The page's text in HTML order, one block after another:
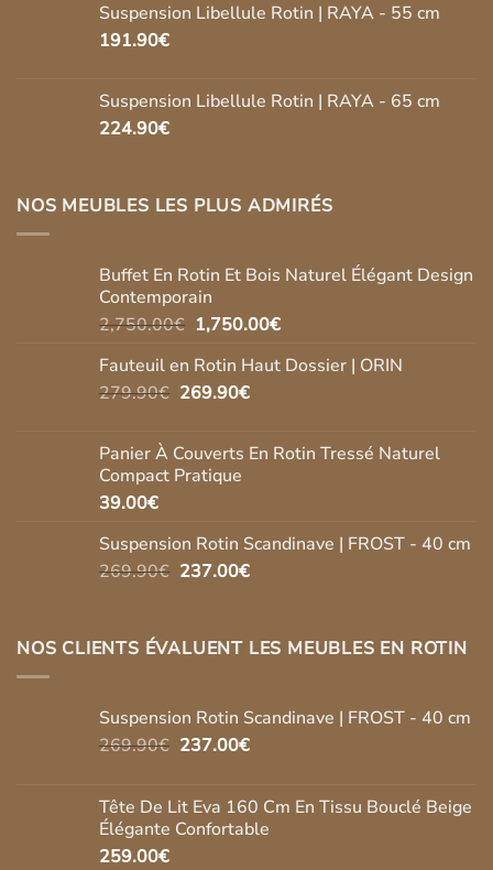
Suspension Libellule Rotin | RAYA - 55 cm
191.90€
Suspension Libellule Rotin | RAYA - 65 cm
224.90€
NOS MEUBLES LES PLUS ADMIRÉS
Buffet En Rotin Et Bois Naturel Élégant Design
Contemporain
2,750.00€ Le
initial
était :
1,750.00€Le
actuel
Fauteuil en Rotin Haut Dossier | ORIN
279.90€ Le
était :
279.90€.
269.90€Le
est :
Panier À Couverts En Rotin Tressé Naturel
Compact Pratique
39.00€
Suspension Rotin Scandinave | FROST - 40 cm
269.90€ Le
était :
237.00€Le
est :
NOS CLIENTS ÉVALUENT LES MEUBLES EN ROTIN
Suspension Rotin Scandinave | FROST - 40 cm
269.90€ Le
était :
269.90€.
237.00€Le
est :
237.00€.
Tête De Lit Eva 160 Cm En Tissu Bouclé Beige
Élégante Confortable
259.00€